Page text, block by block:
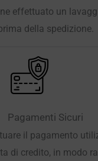
effettuato un
della spedizione.
Pagamenti Sicuri
il pagamento
di credito, in modo